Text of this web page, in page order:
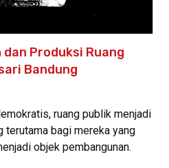
Produksi Ruang
Bandung
ruang publik menjadi
terutama bagi mereka yang
objek pembangunan.